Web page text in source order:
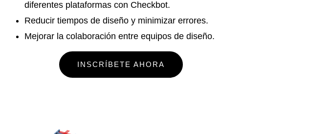
diferentes plataformas con Checkbot.
Reducir tiempos de diseño y minimizar errores.
Mejorar la colaboración entre equipos de diseño.
INSCRÍBETE AHORA